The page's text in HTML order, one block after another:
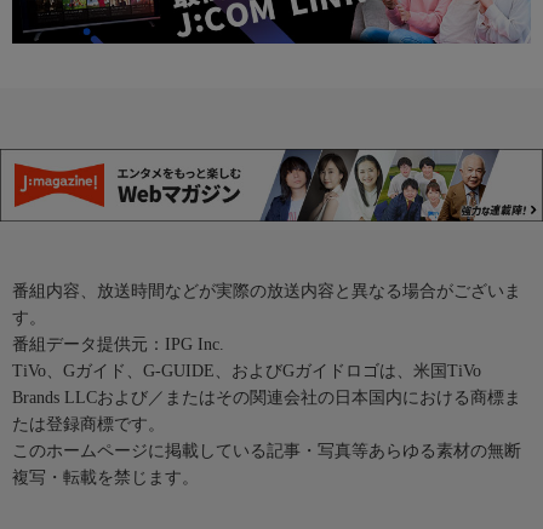
番組内容、放送時間などが実際の放送内容と異なる場合がございま
す。
番組データ提供元：IPG Inc.
TiVo、Gガイド、G-GUIDE、およびGガイドロゴは、米国TiVo
Brands LLCおよび／またはその関連会社の日本国内における商標ま
たは登録商標です。
このホームページに掲載している記事・写真等あらゆる素材の無断
複写・転載を禁じます。